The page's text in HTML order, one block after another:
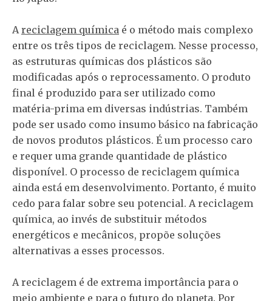
A reciclagem química é o método mais complexo
entre os três tipos de reciclagem. Nesse processo,
as estruturas químicas dos plásticos são
modificadas após o reprocessamento. O produto
final é produzido para ser utilizado como
matéria-prima em diversas indústrias. Também
pode ser usado como insumo básico na fabricação
de novos produtos plásticos. É um processo caro
e requer uma grande quantidade de plástico
disponível. O processo de reciclagem química
ainda está em desenvolvimento. Portanto, é muito
cedo para falar sobre seu potencial. A reciclagem
química, ao invés de substituir métodos
energéticos e mecânicos, propõe soluções
alternativas a esses processos.
A reciclagem é de extrema importância para o
meio ambiente e para o futuro do planeta. Por